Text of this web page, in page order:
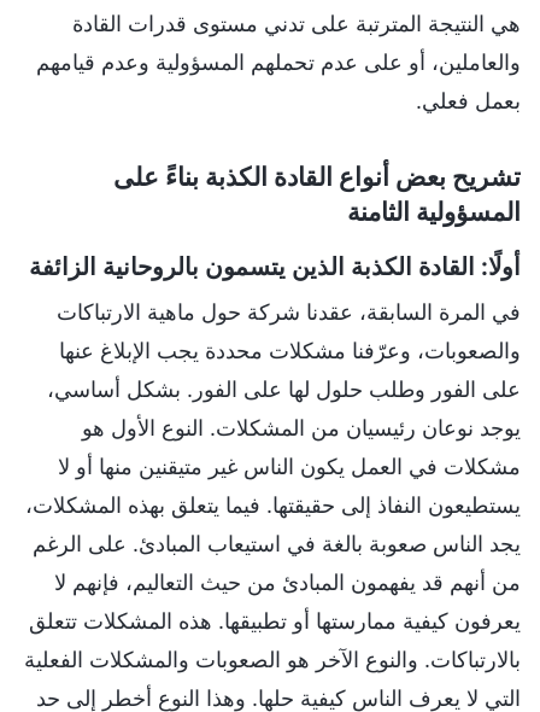
هي النتيجة المترتبة على تدني مستوى قدرات القادة
والعاملين، أو على عدم تحملهم المسؤولية وعدم قيامهم
بعمل فعلي.
تشريح بعض أنواع القادة الكذبة بناءً على
المسؤولية الثامنة
أولًا: القادة الكذبة الذين يتسمون بالروحانية الزائفة
في المرة السابقة، عقدنا شركة حول ماهية الارتباكات
والصعوبات، وعرّفنا مشكلات محددة يجب الإبلاغ عنها
على الفور وطلب حلول لها على الفور. بشكل أساسي،
يوجد نوعان رئيسيان من المشكلات. النوع الأول هو
مشكلات في العمل يكون الناس غير متيقنين منها أو لا
يستطيعون النفاذ إلى حقيقتها. فيما يتعلق بهذه المشكلات،
يجد الناس صعوبة بالغة في استيعاب المبادئ. على الرغم
من أنهم قد يفهمون المبادئ من حيث التعاليم، فإنهم لا
يعرفون كيفية ممارستها أو تطبيقها. هذه المشكلات تتعلق
بالارتباكات. والنوع الآخر هو الصعوبات والمشكلات الفعلية
التي لا يعرف الناس كيفية حلها. وهذا النوع أخطر إلى حد